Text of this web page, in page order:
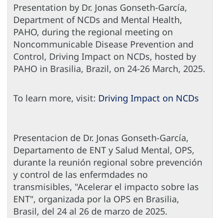
Presentation by Dr. Jonas Gonseth-García,
Department of NCDs and Mental Health,
PAHO, during the regional meeting on
Noncommunicable Disease Prevention and
Control, Driving Impact on NCDs, hosted by
PAHO in Brasilia, Brazil, on 24-26 March, 2025.
To learn more, visit: Driving Impact on NCDs
Presentacion de Dr. Jonas Gonseth-García,
Departamento de ENT y Salud Mental, OPS,
durante la reunión regional sobre prevención
y control de las enfermdades no
transmisibles, "Acelerar el impacto sobre las
ENT", organizada por la OPS en Brasilia,
Brasil, del 24 al 26 de marzo de 2025.